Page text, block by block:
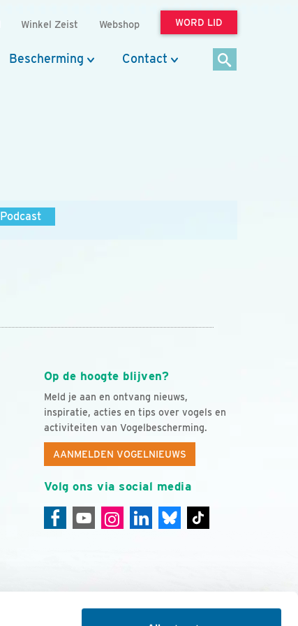
Winkel Zeist Webshop WORD LID
Bescherming Contact
Podcast
Op de hoogte blijven?
Meld je aan en ontvang nieuws,
inspiratie, acties en tips over vogels en
activiteiten van Vogelbescherming.
AANMELDEN VOGELNIEUWS
Volg ons via social media